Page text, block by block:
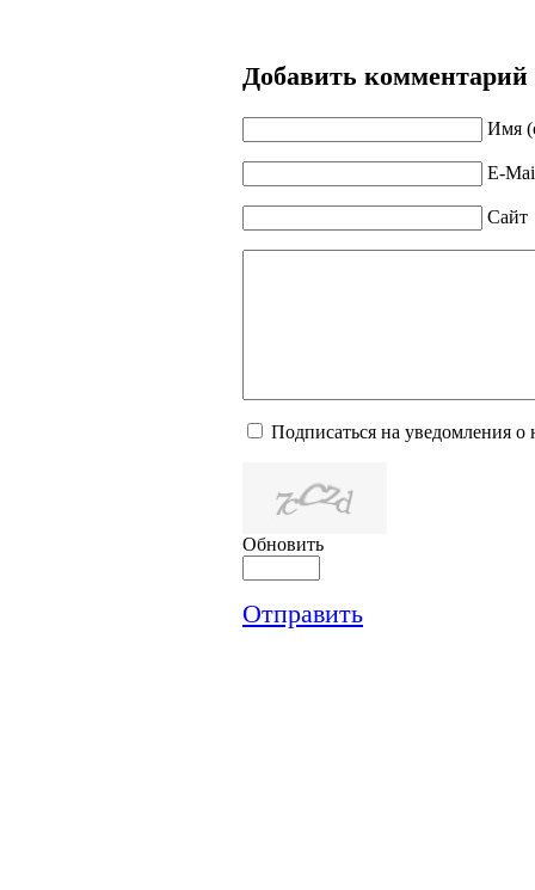
Добавить комментарий
Имя
E-
Сайт
Подписаться на уведомления
Обновить
Отправить